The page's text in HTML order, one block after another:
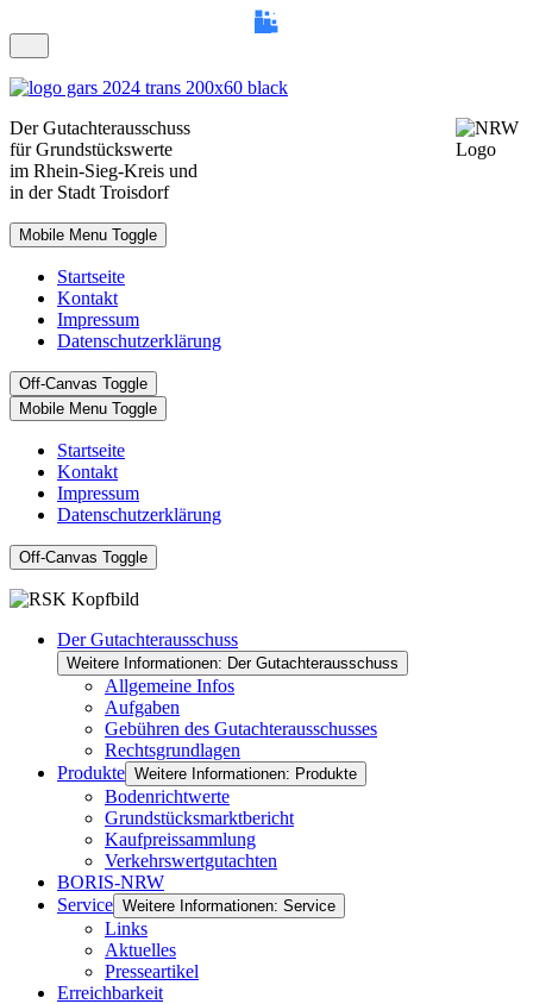
DerGutachterausschuss
für Grundstückswerte
im Rhein-Sieg-Kreis und
in der Stadt Troisdorf
Mobile Menu Toggle
Startseite
Kontakt
Impressum
Datenschutzerklärung
Off-Canvas Toggle
Mobile Menu Toggle
Startseite
Kontakt
Impressum
Datenschutzerklärung
Off-Canvas Toggle
Der Gutachterausschuss
Weitere Informationen: Der Gutachterausschuss
Allgemeine Infos
Aufgaben
Gebühren des Gutachterausschusses
Rechtsgrundlagen
Produkte Weitere Informationen: Produkte
Bodenrichtwerte
Grundstücksmarktbericht
Kaufpreissammlung
Verkehrswertgutachten
BORIS-NRW
Service Weitere Informationen: Service
Links
Aktuelles
Presseartikel
Erreichbarkeit